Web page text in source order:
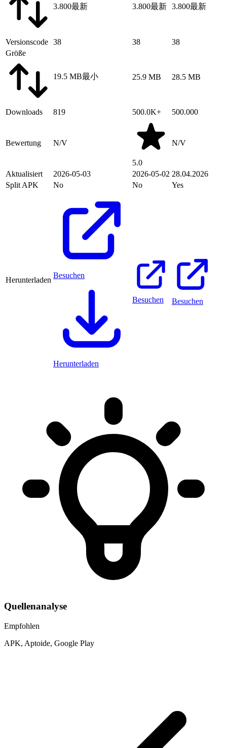
3.800最新 3.800最新 3.800最新
Versionscode 38 38
38
Größe
19.5 MB最小 25.9 MB 28.5 MB
Downloads 819 500.0K+ 500.000
Bewertung N/V
5.0
N/V
Aktualisiert 2026-05-03 2026-05-02 28.04.2026
Split APK
No No Yes
Herunterladen
Besuchen
Herunterladen
Besuchen Besuchen
Quellenanalyse
Empfohlen
APK, Aptoide, Google Play